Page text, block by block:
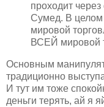
проходит через
Сумед. В целом
мировой
ВСЕЙ мировой
Основным
традиционно
И тут им тоже
деньги терять, ай я